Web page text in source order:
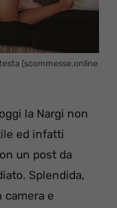
(scommesse.online
la Nargi non
ed infatti
un post da
Splendida,
camera e